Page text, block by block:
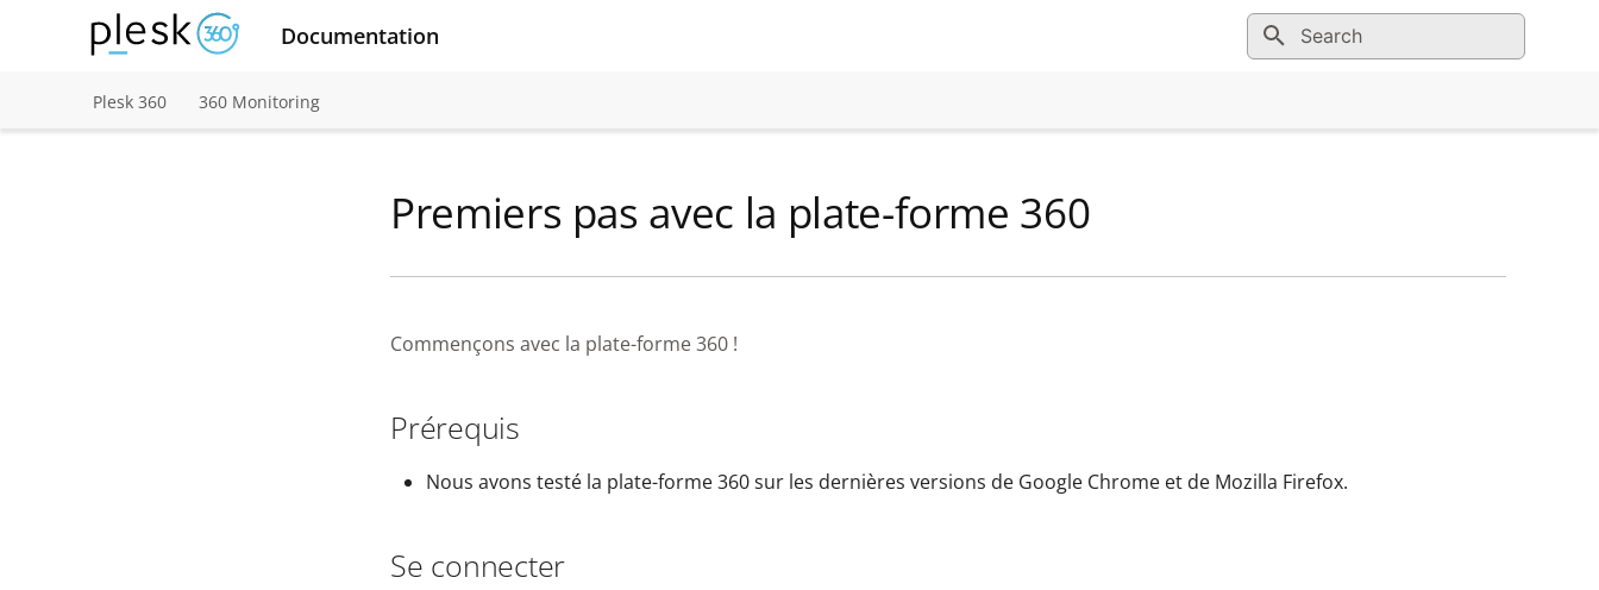
Documentation
Plesk 360 360 Monitoring
Premiers pas avec la plate-forme 360
Commençons avec la plate-forme 360 !
Prérequis
Nous avons testé la plate-forme 360 sur les dernières versions de Google Chrome et de Mozilla Firefox.
Se connecter